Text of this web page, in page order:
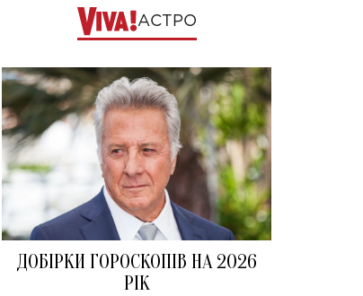
АСТРО
ДОБІРКИ ГОРОСКОПІВ НА 2026
РІК